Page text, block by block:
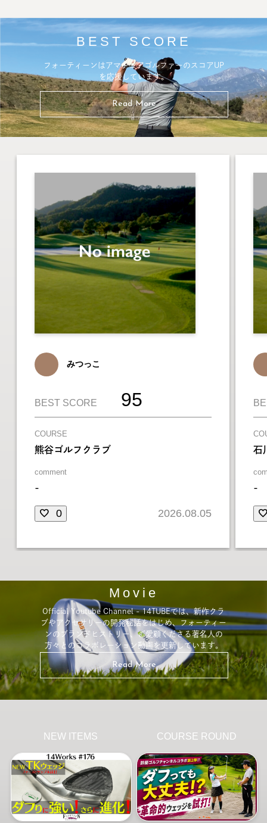
BEST SCORE
フォーティーンはアマチュアゴルファーのスコアUP
を応援しています。
Read More
みつっこ
BEST SCORE 95
COURSE
熊谷ゴルフクラブ
comment
-
0 2026.08.05
石
-
Movie
Official Youtube Channel - 14TUBEでは、新作クラ
ブやアクセサリーの開発秘話をはじめ、フォーティー
ンのブランドヒストリー、ご愛顧くださる著名人の
方々とのコラボレーション動画を更新しています。
Read More
NEW ITEMS COURSE ROUND